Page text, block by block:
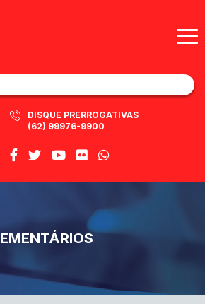
DISQUE PRERROGATIVAS
(62) 99976-9900
EMENTÁRIOS